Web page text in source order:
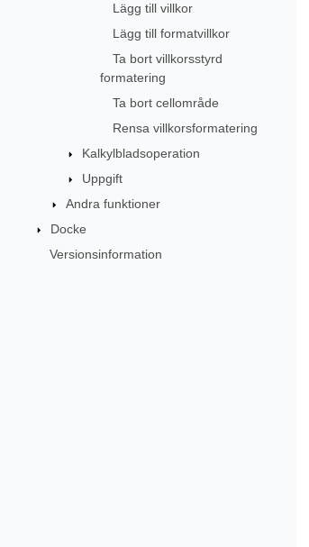
Lägg till villkor
Lägg till formatvillkor
Ta bort villkorsstyrd
formatering
Ta bort cellområde
Rensa villkorsformatering
Kalkylbladsoperation
Uppgift
Andra funktioner
Docke
Versionsinformation